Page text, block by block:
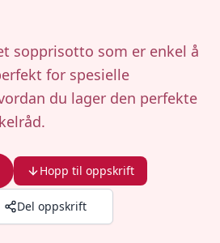
sopprisotto som er enkel å
for spesielle
du lager den perfekte
Hopp til oppskrift
Del oppskrift